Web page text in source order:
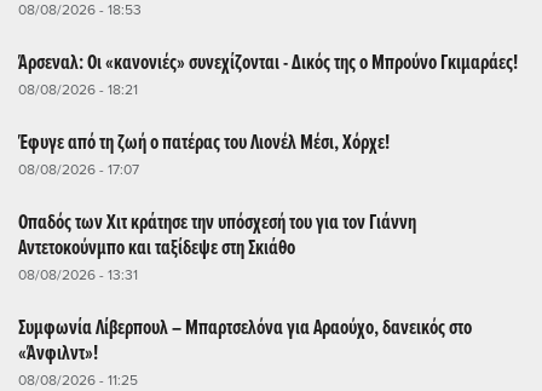
08/08/2026 - 18:53
Άρσεναλ: Οι «κανονιές» συνεχίζονται - Δικός της ο Μπρούνο Γκιμαράες!
08/08/2026 - 18:21
Έφυγε από τη ζωή ο πατέρας του Λιονέλ Μέσι, Χόρχε!
08/08/2026 - 17:07
Οπαδός των Χιτ κράτησε την υπόσχεσή του για τον Γιάννη
Αντετοκούνμπο και ταξίδεψε στη Σκιάθο
08/08/2026 - 13:31
Συμφωνία Λίβερπουλ – Μπαρτσελόνα για Αραούχο, δανεικός στο
«Άνφιλντ»!
08/08/2026 - 11:25